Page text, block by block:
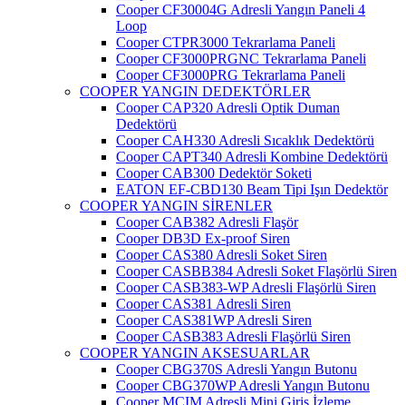
Cooper CF30004G Adresli Yangın Paneli 4
Loop
Cooper CTPR3000 Tekrarlama Paneli
Cooper CF3000PRGNC Tekrarlama Paneli
Cooper CF3000PRG Tekrarlama Paneli
COOPER YANGIN DEDEKTÖRLER
Cooper CAP320 Adresli Optik Duman
Dedektörü
Cooper CAH330 Adresli Sıcaklık Dedektörü
Cooper CAPT340 Adresli Kombine Dedektörü
Cooper CAB300 Dedektör Soketi
EATON EF-CBD130 Beam Tipi Işın Dedektör
COOPER YANGIN SİRENLER
Cooper CAB382 Adresli Flaşör
Cooper DB3D Ex-proof Siren
Cooper CAS380 Adresli Soket Siren
Cooper CASBB384 Adresli Soket Flaşörlü Siren
Cooper CASB383-WP Adresli Flaşörlü Siren
Cooper CAS381 Adresli Siren
Cooper CAS381WP Adresli Siren
Cooper CASB383 Adresli Flaşörlü Siren
COOPER YANGIN AKSESUARLAR
Cooper CBG370S Adresli Yangın Butonu
Cooper CBG370WP Adresli Yangın Butonu
Cooper MCIM Adresli Mini Giriş İzleme